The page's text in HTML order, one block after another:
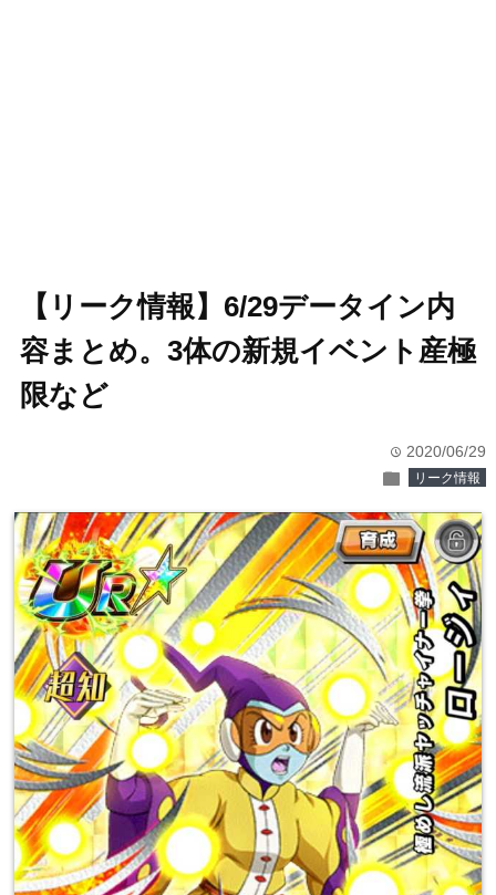
【リーク情報】6/29データイン内
容まとめ。3体の新規イベント産極
限など
time 2020/06/29
folder リーク情報